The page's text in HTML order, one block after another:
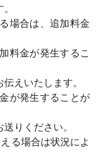
場合は、追加料金
料金が発生するこ
えいたします。
が発生することが
りください。
る場合は状況によ